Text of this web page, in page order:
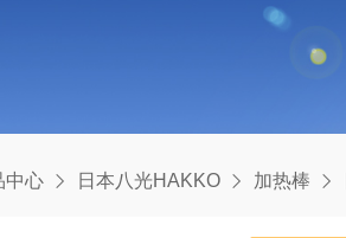
中心 日本八光HAKKO 加热棒